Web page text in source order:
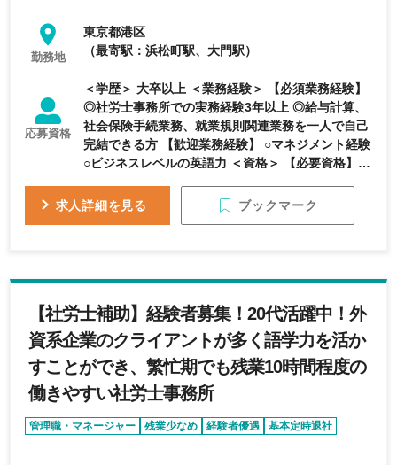
勤務地
東京都港区
（最寄駅：浜松町駅、大門駅）
応募資格
＜学歴＞ 大卒以上 ＜業務経験＞ 【必須業務経験】
◎社労士事務所での実務経験3年以上 ◎給与計算、
社会保険手続業務、就業規則関連業務を一人で自己
完結できる方 【歓迎業務経験】 ○マネジメント経験
○ビジネスレベルの英語力 ＜資格＞ 【必要資格】
求人詳細を見る
ブックマーク
【社労士補助】経験者募集！20代活躍中！外
資系企業のクライアントが多く語学力を活か
すことができ、繁忙期でも残業10時間程度の
働きやすい社労士事務所
管理職・マネージャー 残業少なめ 経験者優遇
基本定時退社
外資系企業